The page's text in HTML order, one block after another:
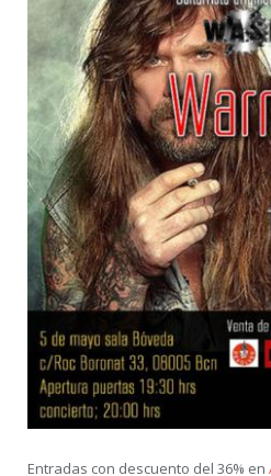
Entradas con descuento del 36% en